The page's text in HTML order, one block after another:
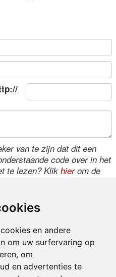
en andere
om uw surfervaring op
om
en advertenties te
van te zijn dat dit een
code over in het
te lezen? Klik hierom de